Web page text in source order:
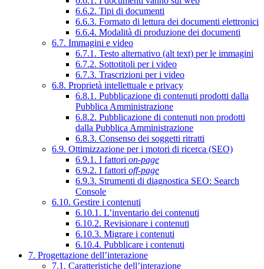
6.6.2. Tipi di documenti
6.6.3. Formato di lettura dei documenti elettronici
6.6.4. Modalità di produzione dei documenti
6.7. Immagini e video
6.7.1. Testo alternativo (alt text) per le immagini
6.7.2. Sottotitoli per i video
6.7.3. Trascrizioni per i video
6.8. Proprietà intellettuale e privacy
6.8.1. Pubblicazione di contenuti prodotti dalla
Pubblica Amministrazione
6.8.2. Pubblicazione di contenuti non prodotti
dalla Pubblica Amministrazione
6.8.3. Consenso dei soggetti ritratti
6.9. Ottimizzazione per i motori di ricerca (SEO)
6.9.1. I fattori on-page
6.9.2. I fattori off-page
6.9.3. Strumenti di diagnostica SEO: Search
Console
6.10. Gestire i contenuti
6.10.1. L’inventario dei contenuti
6.10.2. Revisionare i contenuti
6.10.3. Migrare i contenuti
6.10.4. Pubblicare i contenuti
7. Progettazione dell’interazione
7.1. Caratteristiche dell’interazione